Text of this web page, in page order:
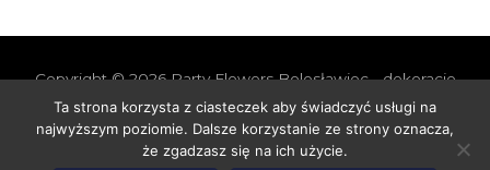
Copyright © 2026Party Flowers Bolesławiec - dekoracje
nie tylko ślubne
Polityka prywatności i cookies
Polityka Jakości
Ta strona korzysta z ciasteczek aby świadczyć usługi na
najwyższym poziomie. Dalsze korzystanie ze strony oznacza,
że zgadzasz się na ich użycie.